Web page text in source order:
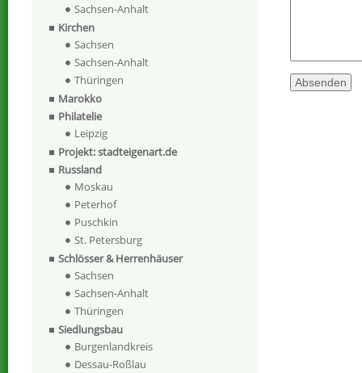
Sachsen-Anhalt
Kirchen
Sachsen
Sachsen-Anhalt
Thüringen
Marokko
Philatelie
Leipzig
Projekt: stadteigenart.de
Russland
Moskau
Peterhof
Puschkin
St. Petersburg
Schlösser & Herrenhäuser
Sachsen
Sachsen-Anhalt
Thüringen
Siedlungsbau
Burgenlandkreis
Dessau-Roßlau